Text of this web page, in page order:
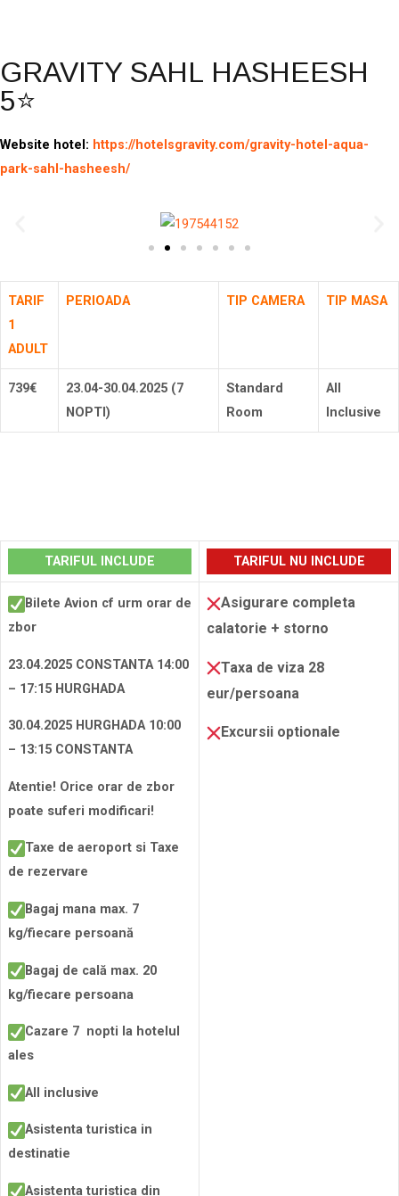
GRAVITY SAHL HASHEESH
5⭐
Website hotel: https://hotelsgravity.com/gravity-hotel-aqua-
park-sahl-hasheesh/
TARIF
1
ADULT
PERIOADA TIP CAMERA TIP MASA
739€
23.04-30.04.2025 (7
NOPTI)
Standard
Room
All
Inclusive
TARIFUL INCLUDE TARIFUL NU INCLUDE
Bilete Avion cf urm orar de
zbor
23.04.2025 CONSTANTA 14:00
– 17:15 HURGHADA
30.04.2025 HURGHADA 10:00
– 13:15 CONSTANTA
Atentie! Orice orar de zbor
poate suferi modificari!
Taxe de aeroport si Taxe
de rezervare
Bagaj mana max. 7
kg/fiecare persoană
Bagaj de cală max. 20
kg/fiecare persoana
Cazare 7 nopti la hotelul
ales
All inclusive
Asistenta turistica in
destinatie
Asistenta turistica din
Asigurare completa
calatorie + storno
Taxa de viza 28
eur/persoana
Excursii optionale